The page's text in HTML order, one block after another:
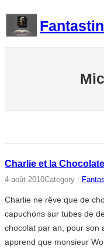
contenu
Charlie et la
4 août 2010Category :
Charlie ne rêve que de
capuchons sur tubes de
chocolat par an, pour son
apprend que monsieur